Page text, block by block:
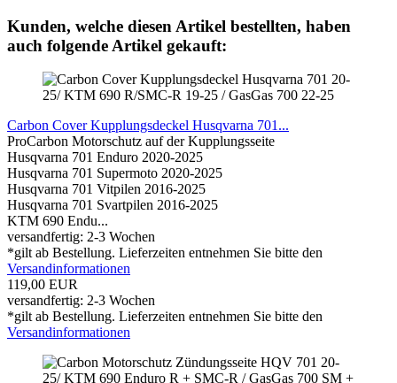
Kunden, welche diesen Artikel bestellten, haben
auch folgende Artikel gekauft:
Carbon Cover Kupplungsdeckel Husqvarna 701...
ProCarbon Motorschutz auf der Kupplungsseite
Husqvarna 701 Enduro 2020-2025
Husqvarna 701 Supermoto 2020-2025
Husqvarna 701 Vitpilen 2016-2025
Husqvarna 701 Svartpilen 2016-2025
KTM 690 Endu...
versandfertig: 2-3 Wochen
*gilt ab Bestellung. Lieferzeiten entnehmen Sie bitte den
Versandinformationen
119,00 EUR
versandfertig: 2-3 Wochen
*gilt ab Bestellung. Lieferzeiten entnehmen Sie bitte den
Versandinformationen